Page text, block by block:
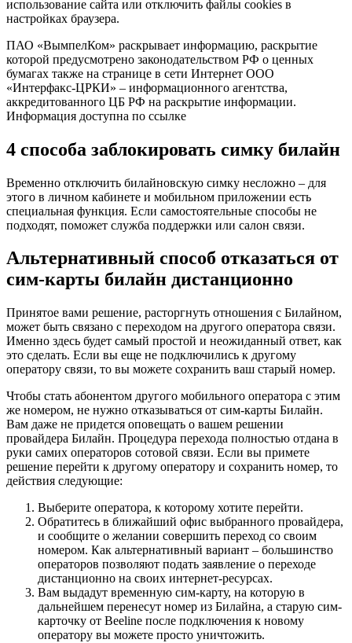
использование сайта или отключить файлы cookies в
настройках браузера.
ПАО «ВымпелКом» раскрывает информацию, раскрытие
которой предусмотрено законодательством РФ о ценных
бумагах также на странице в сети Интернет ООО
«Интерфакс-ЦРКИ» – информационного агентства,
аккредитованного ЦБ РФ на раскрытие информации.
Информация доступна по ссылке
4 способа заблокировать симку билайн
Временно отключить билайновскую симку несложно – для
этого в личном кабинете и мобильном приложении есть
специальная функция. Если самостоятельные способы не
подходят, поможет служба поддержки или салон связи.
Альтернативный способ отказаться от
сим-карты билайн дистанционно
Принятое вами решение, расторгнуть отношения с Билайном,
может быть связано с переходом на другого оператора связи.
Именно здесь будет самый простой и неожиданный ответ, как
это сделать. Если вы еще не подключились к другому
оператору связи, то вы можете сохранить ваш старый номер.
Чтобы стать абонентом другого мобильного оператора с этим
же номером, не нужно отказываться от сим-карты Билайн.
Вам даже не придется оповещать о вашем решении
провайдера Билайн. Процедура перехода полностью отдана в
руки самих операторов сотовой связи. Если вы примете
решение перейти к другому оператору и сохранить номер, то
действия следующие:
Выберите оператора, к которому хотите перейти.
Обратитесь в ближайший офис выбранного провайдера,
и сообщите о желании совершить переход со своим
номером. Как альтернативный вариант – большинство
операторов позволяют подать заявление о переходе
дистанционно на своих интернет-ресурсах.
Вам выдадут временную сим-карту, на которую в
дальнейшем перенесут номер из Билайна, а старую сим-
карточку от Beeline после подключения к новому
оператору вы можете просто уничтожить.